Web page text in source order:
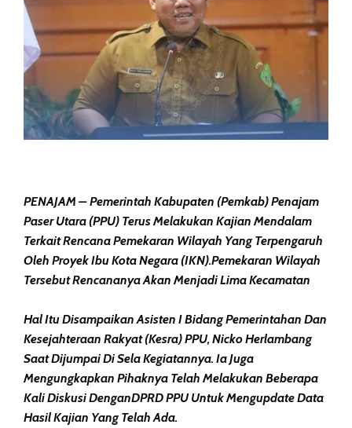
PENAJAM – Pemerintah Kabupaten (Pemkab) Penajam
Paser Utara (PPU) Terus Melakukan Kajian Mendalam
Terkait Rencana Pemekaran Wilayah Yang Terpengaruh
Oleh Proyek Ibu Kota Negara (IKN).Pemekaran Wilayah
Tersebut Rencananya Akan Menjadi Lima Kecamatan
Hal Itu Disampaikan Asisten I Bidang Pemerintahan Dan
Kesejahteraan Rakyat (Kesra) PPU, Nicko Herlambang
Saat Dijumpai Di Sela Kegiatannya. Ia Juga
Mengungkapkan Pihaknya Telah Melakukan Beberapa
Kali Diskusi DenganDPRD PPU Untuk Mengupdate Data
Hasil Kajian Yang Telah Ada.